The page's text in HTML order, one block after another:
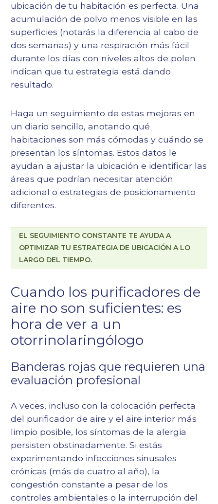
ubicación de tu habitación es perfecta. Una
acumulación de polvo menos visible en las
superficies (notarás la diferencia al cabo de
dos semanas) y una respiración más fácil
durante los días con niveles altos de polen
indican que tu estrategia está dando
resultado.
Haga un seguimiento de estas mejoras en
un diario sencillo, anotando qué
habitaciones son más cómodas y cuándo se
presentan los síntomas. Estos datos le
ayudan a ajustar la ubicación e identificar las
áreas que podrían necesitar atención
adicional o estrategias de posicionamiento
diferentes.
EL SEGUIMIENTO CONSTANTE TE AYUDA A
OPTIMIZAR TU ESTRATEGIA DE UBICACIÓN A LO
LARGO DEL TIEMPO.
Cuando los purificadores de
aire no son suficientes: es
hora de ver a un
otorrinolaringólogo
Banderas rojas que requieren una
evaluación profesional
A veces, incluso con la colocación perfecta
del purificador de aire y el aire interior más
limpio posible, los síntomas de la alergia
persisten obstinadamente. Si estás
experimentando infecciones sinusales
crónicas (más de cuatro al año), la
congestión constante a pesar de los
controles ambientales o la interrupción del